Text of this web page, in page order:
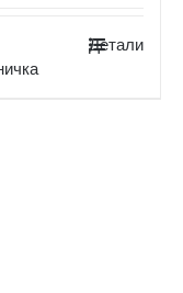
Детали